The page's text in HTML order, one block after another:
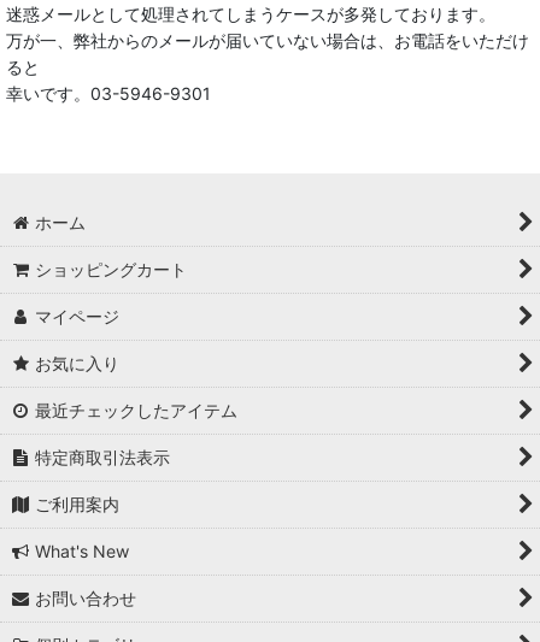
迷惑メールとして処理されてしまうケースが多発しております。
万が一、弊社からのメールが届いていない場合は、お電話をいただけ
ると
幸いです。03-5946-9301
ホーム
ショッピングカート
マイページ
お気に入り
最近チェックしたアイテム
特定商取引法表示
ご利用案内
What's New
お問い合わせ